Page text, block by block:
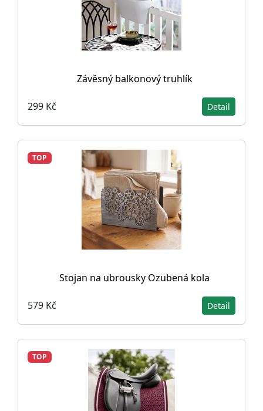
Závěsný balkonový truhlík
299 Kč Detail
TOP
Stojan na ubrousky Ozubená kola
579 Kč Detail
TOP